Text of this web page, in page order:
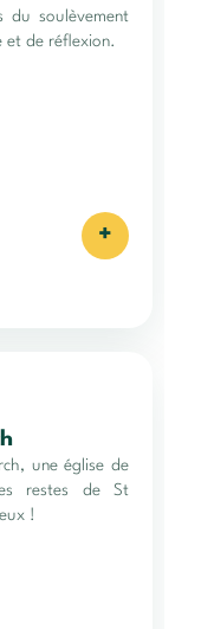
du soulèvement
et de réflexion.
+
une église de
restes de St
!